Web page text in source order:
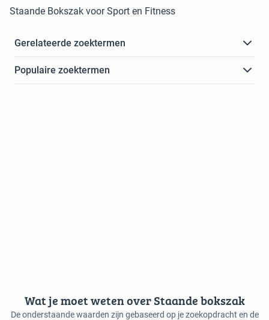
Staande Bokszak voor Sport en Fitness
Gerelateerde zoektermen
Populaire zoektermen
Wat je moet weten over Staande bokszak
De onderstaande waarden zijn gebaseerd op je zoekopdracht en de